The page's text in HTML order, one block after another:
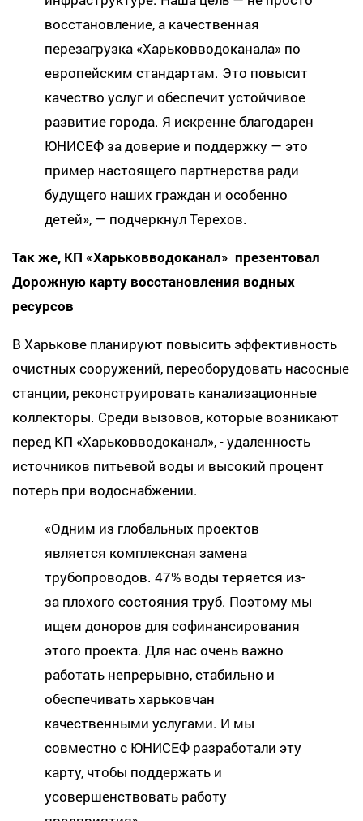
восстановление, а качественная
перезагрузка «Харьковводоканала» по
европейским стандартам. Это повысит
качество услуг и обеспечит устойчивое
развитие города. Я искренне благодарен
ЮНИСЕФ за доверие и поддержку — это
пример настоящего партнерства ради
будущего наших граждан и особенно
детей», — подчеркнул Терехов.
Так же, КП «Харьковводоканал» презентовал
Дорожную карту восстановления водных
ресурсов
В Харькове планируют повысить эффективность
очистных сооружений, переоборудовать насосные
станции, реконструировать канализационные
коллекторы. Среди вызовов, которые возникают
перед КП «Харьковводоканал», - удаленность
источников питьевой воды и высокий процент
потерь при водоснабжении.
«Одним из глобальных проектов
является комплексная замена
трубопроводов. 47% воды теряется из-
за плохого состояния труб. Поэтому мы
ищем доноров для софинансирования
этого проекта. Для нас очень важно
работать непрерывно, стабильно и
обеспечивать харьковчан
качественными услугами. И мы
совместно с ЮНИСЕФ разработали эту
карту, чтобы поддержать и
усовершенствовать работу